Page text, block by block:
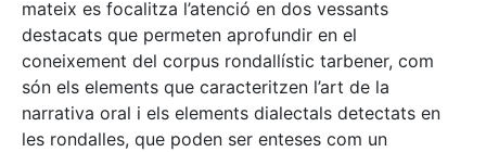
mateix es focalitza l’atenció en dos vessants
destacats que permeten aprofundir en el
coneixement del corpus rondallístic tarbener, com
són els elements que caracteritzen l’art de la
narrativa oral i els elements dialectals detectats en
les rondalles, que poden ser enteses com un